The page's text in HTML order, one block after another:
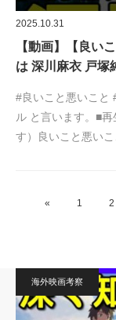
2025.10.31
【動画】【良い
は 深川麻衣 戸
#良いこと悪いこと
ル と言います。■
す）良いこと悪いこ
« 1 2
海外映画考察